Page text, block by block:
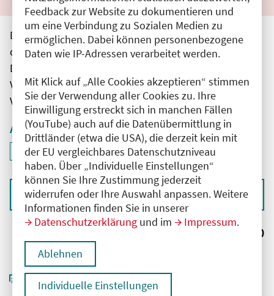
Feedback zur Website zu dokumentieren und
um eine Verbindung zu Sozialen Medien zu
ermöglichen. Dabei können personenbezogene
Daten wie IP-Adressen verarbeitet werden.
Mit Klick auf „Alle Cookies akzeptieren“ stimmen
Sie der Verwendung aller Cookies zu. Ihre
Einwilligung erstreckt sich in manchen Fällen
(YouTube) auch auf die Datenübermittlung in
Drittländer (etwa die USA), die derzeit kein mit
der EU vergleichbares Datenschutzniveau
haben. Über „Individuelle Einstellungen“
können Sie Ihre Zustimmung jederzeit
widerrufen oder Ihre Auswahl anpassen. Weitere
Informationen finden Sie in unserer
Datenschutzerklärung und im Impressum.
Ablehnen
Individuelle Einstellungen
Die hier aufgeführten Veranstaltungen entsprechen
den unmittelbar vom Veranstalter getätigten Angaben.
Die Ärztekammer Berlin übernimmt keine
Verantwortung für den Inhalt, die Haftung obliegt dem
Veranstalter.
Aktive Filter
Filter
ID: ANT-2601223
deaktivieren und Suchergebnisse neu laden
Sortieren nach
Ergebnisse: 0